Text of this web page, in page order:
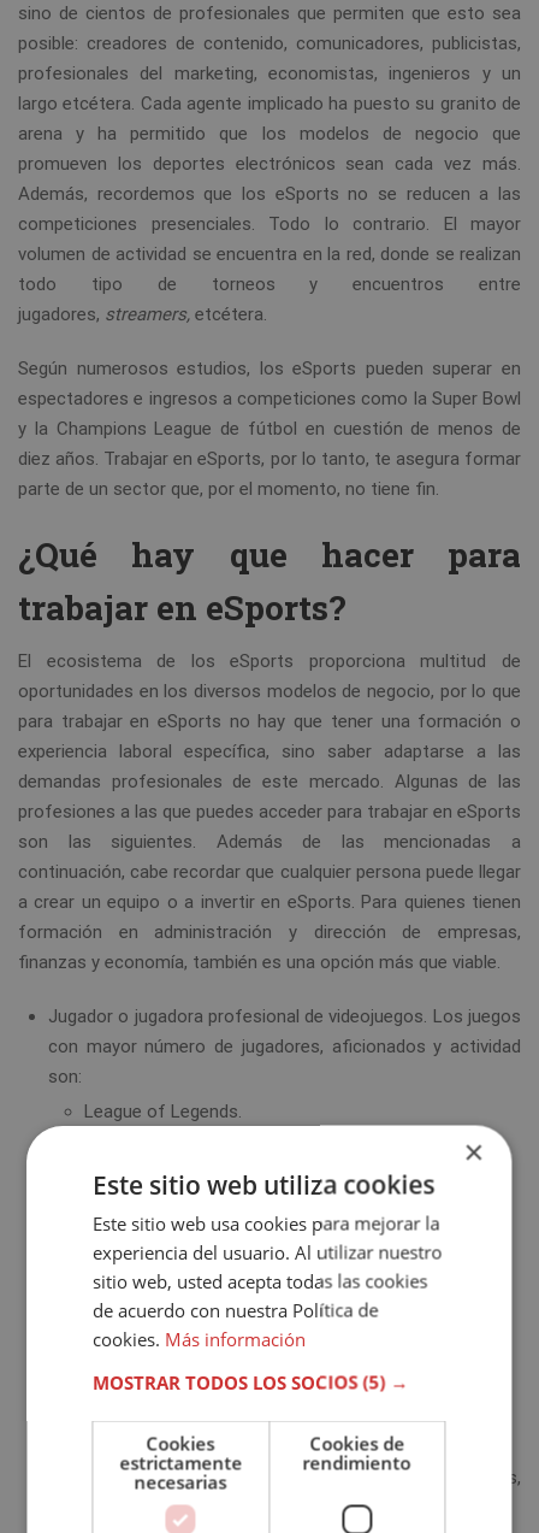
sino de cientos de profesionales que permiten que esto sea
posible: creadores de contenido, comunicadores, publicistas,
profesionales del marketing, economistas, ingenieros y un
largo etcétera. Cada agente implicado ha puesto su granito de
arena y ha permitido que los modelos de negocio que
promueven los deportes electrónicos sean cada vez más.
Además, recordemos que los eSports no se reducen a las
competiciones presenciales. Todo lo contrario. El mayor
volumen de actividad se encuentra en la red, donde se realizan
todo tipo de torneos y encuentros entre
jugadores, streamers, etcétera.
Según numerosos estudios, los eSports pueden superar en
espectadores e ingresos a competiciones como la Super Bowl
y la Champions League de fútbol en cuestión de menos de
diez años. Trabajar en eSports, por lo tanto, te asegura formar
parte de un sector que, por el momento, no tiene fin.
¿Qué hay que hacer para
trabajar en eSports?
El ecosistema de los eSports proporciona multitud de
oportunidades en los diversos modelos de negocio, por lo que
para trabajar en eSports no hay que tener una formación o
experiencia laboral específica, sino saber adaptarse a las
demandas profesionales de este mercado. Algunas de las
profesiones a las que puedes acceder para trabajar en eSports
son las siguientes. Además de las mencionadas a
continuación, cabe recordar que cualquier persona puede llegar
a crear un equipo o a invertir en eSports. Para quienes tienen
formación en administración y dirección de empresas,
finanzas y economía, también es una opción más que viable.
Jugador o jugadora profesional de videojuegos. Los juegos
con mayor número de jugadores, aficionados y actividad
son:
League of Legends.
Dota 2
Rainbow Six: Siege.
Fortnite.
Call Of Duty: Modern Warfare.
PUBG.
Rocket League.
Entrenador o entrenadora de un equipo de eSports.
Analista de eSports, ya sea de equipos, jugadores, fans,
×
Este sitio web utiliza cookies
Este sitio web usa cookies para mejorar la
experiencia del usuario. Al utilizar nuestro
sitio web, usted acepta todas las cookies
de acuerdo con nuestra Política de
cookies. Más información
MOSTRAR TODOS LOS SOCIOS(5) →
Cookies
estrictamente
necesarias
Cookies de
rendimiento